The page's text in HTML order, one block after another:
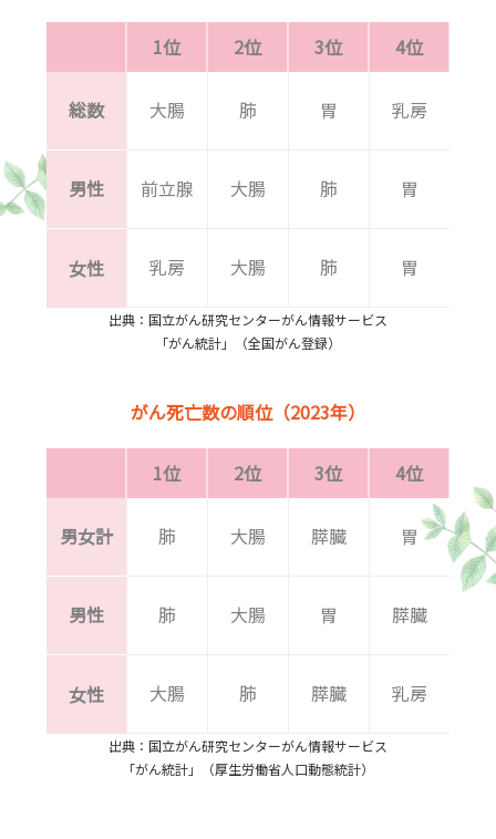
1位 2位 3位 4位
総数 大腸 肺 胃 乳房
男性 前立腺 大腸 肺 胃
女性 乳房 大腸 肺 胃
出典：国立がん研究センターがん情報サービス
「がん統計」（全国がん登録）
がん死亡数の順位（2023年）
1位 2位 3位 4位
男女計 肺 大腸 膵臓 胃
男性 肺 大腸 胃 膵臓
女性 大腸 肺 膵臓 乳房
出典：国立がん研究センターがん情報サービス
「がん統計」（厚生労働省人口動態統計）